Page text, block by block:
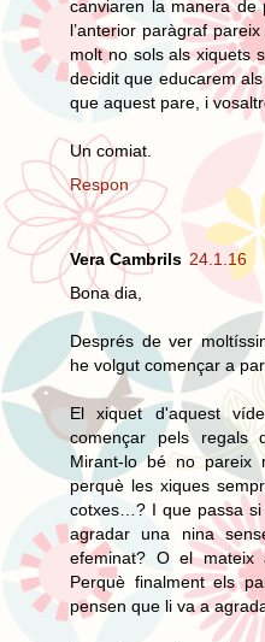
canviaren la manera
l’anterior paràgraf
molt no sols als xiquets
decidit que educarem
que aquest pare, i
Un comiat.
Respon
Vera Cambrils 24.1.16
Bona dia,
Després de ver
he volgut començar a
El xiquet d'aquest
començar pels regals
Mirant-lo bé no pareix
perquè les xiques
cotxes…? I que passa
agradar una nina
efeminat? O el mateix
Perquè finalment els
pensen que li va a